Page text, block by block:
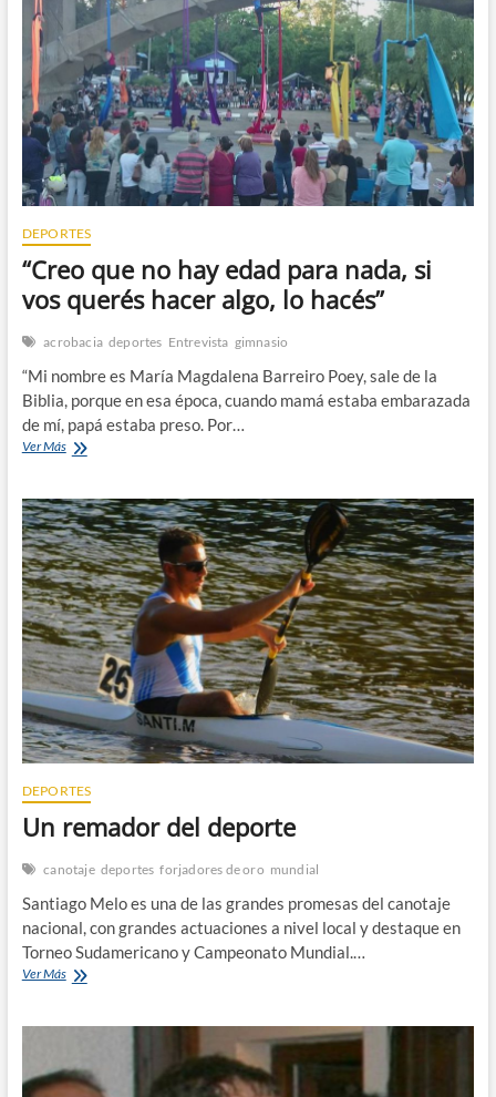
n
DEPORTES
“Creo que no hay edad para nada, si
vos querés hacer algo, lo hacés”
acrobacia deportes Entrevista gimnasio
“Mi nombre es María Magdalena Barreiro Poey, sale de la
Biblia, porque en esa época, cuando mamá estaba embarazada
de mí, papá estaba preso. Por…
Ver Más“Creo
hay
edad
para
nada,
si
vos
querés
hacer
algo,
lo
hacés”
DEPORTES
Un remador del deporte
canotaje deportes forjadores de oro mundial
Santiago Melo es una de las grandes promesas del canotaje
nacional, con grandes actuaciones a nivel local y destaque en
Torneo Sudamericano y Campeonato Mundial.…
Ver MásUn